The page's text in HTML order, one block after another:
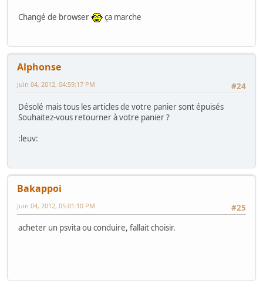
Changé de browser ça marche
Alphonse
#24
Juin 04, 2012, 04:59:17 PM
Désolé mais tous les articles de votre panier sont épuisés
Souhaitez-vous retourner à votre panier ?
:leuv:
Bakappoi
#25
Juin 04, 2012, 05:01:10 PM
acheter un psvita ou conduire, fallait choisir.